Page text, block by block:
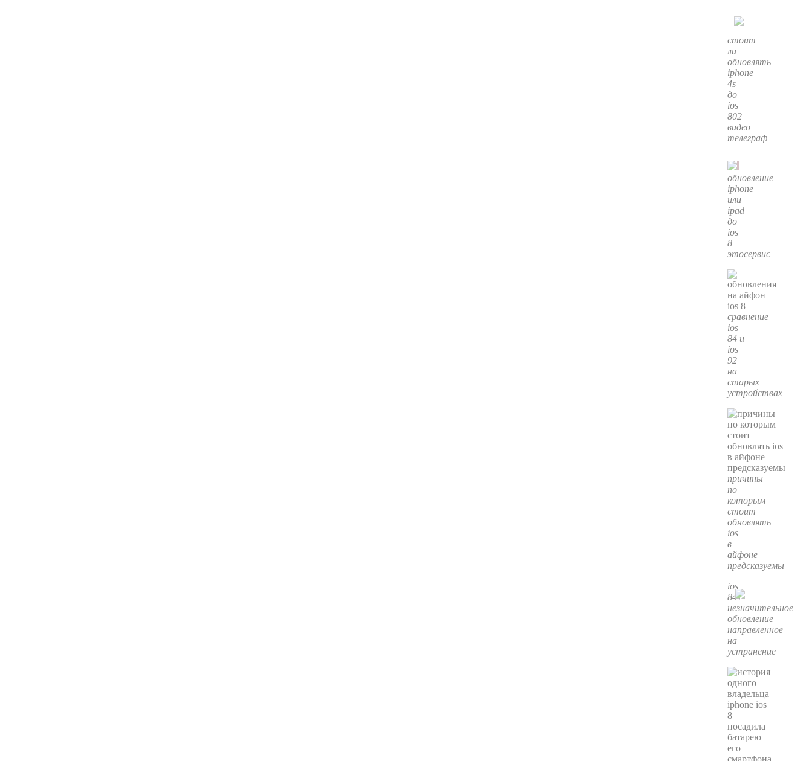
стоит
ли
обновлять
iphone
4s
до
ios
802
видео
телеграф
обновление
iphone
или
ipad
до
ios
8
этосервис
сравнение
ios
84 и
ios
92
на
старых
устройствах
причины
по
которым
стоит
обновлять
ios
в
айфоне
предсказуемы
ios
841
незначительное
обновление
направленное
на
устранение